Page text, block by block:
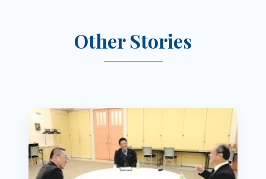
Other Stories